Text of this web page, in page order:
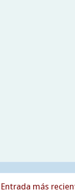
Entrada más